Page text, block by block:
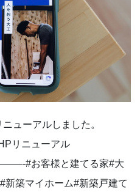
ューアルしました。
リニューアル
客様と建てる家#大
新築マイホーム#新築戸建て